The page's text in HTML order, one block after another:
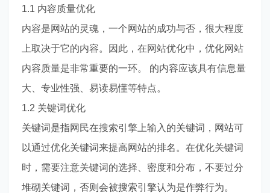
1.1 内容质量优化
内容是网站的灵魂，一个网站的成功与否，很大程度
上取决于它的内容。因此，在网站优化中，优化网站
内容质量是非常重要的一环。 的内容应该具有信息量
大、专业性强、易读易懂等特点。
1.2 关键词优化
关键词是指网民在搜索引擎上输入的关键词，网站可
以通过优化关键词来提高网站的排名。在优化关键词
时，需要注意关键词的选择、密度和分布，不要过分
堆砌关键词，否则会被搜索引擎认为是作弊行为。